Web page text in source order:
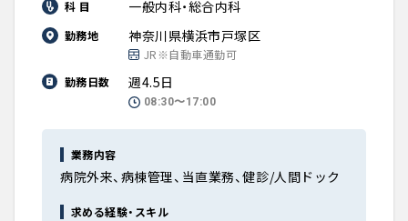
科 目 一般内科・総合内科
勤務地 神奈川県横浜市戸塚区
JR※自動車通勤可
勤務日数
週4.5日
08:30〜17:00
業務内容
病院外来、病棟管理、当直業務、健診/人間ドック
求める経験・スキル